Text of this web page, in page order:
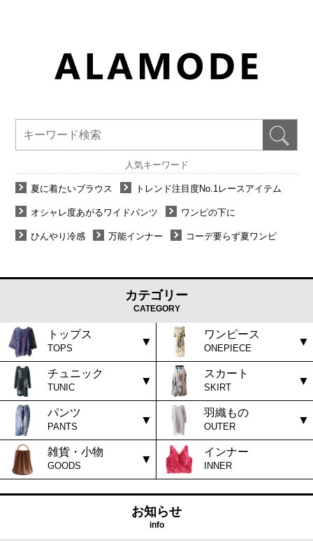
人気キーワード
夏に着たいブラウス トレンド注目度No.1レースアイテム
オシャレ度あがるワイドパンツ ワンピの下に
ひんやり冷感 万能インナー コーデ要らず夏ワンピ
カテゴリー
CATEGORY
トップス
TOPS
ワンピース
ONEPIECE
チュニック
TUNIC
スカート
SKIRT
パンツ
PANTS
羽織もの
OUTER
雑貨・小物
GOODS
インナー
INNER
お知らせ
info